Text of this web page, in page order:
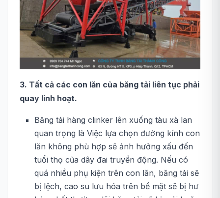
3. Tất cả các con lăn của băng tải liên tục phải
quay linh hoạt.
Băng tải hàng clinker lên xuống tàu xà lan
quan trọng là Việc lựa chọn đường kính con
lăn không phù hợp sẽ ảnh hưởng xấu đến
tuổi thọ của dây đai truyền động. Nếu có
quá nhiều phụ kiện trên con lăn, băng tải sẽ
bị lệch, cao su lưu hóa trên bề mặt sẽ bị hư